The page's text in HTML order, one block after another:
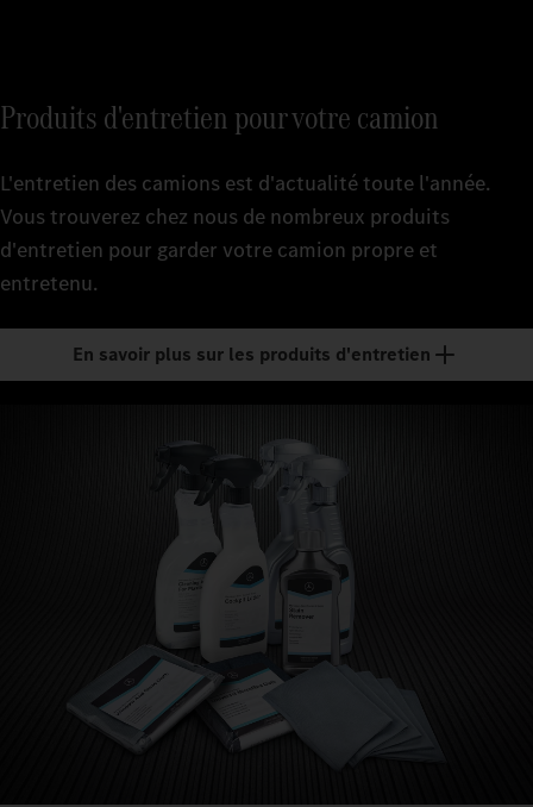
Produits d'entretien pour votre camion
L'entretien des camions est d'actualité toute l'année.
Vous trouverez chez nous de nombreux produits
d'entretien pour garder votre camion propre et
entretenu.
En savoir plus sur les produits d'entretien